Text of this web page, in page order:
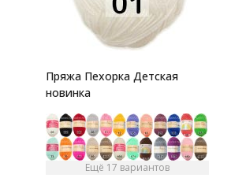
Пряжа Пехорка Детская
новинка
Ещё 17 вариантов